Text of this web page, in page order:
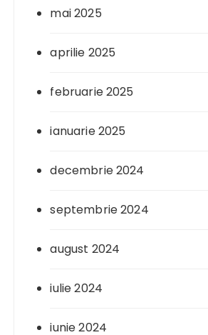
mai 2025
aprilie 2025
februarie 2025
ianuarie 2025
decembrie 2024
septembrie 2024
august 2024
iulie 2024
iunie 2024